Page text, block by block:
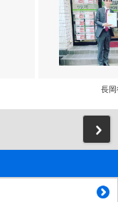
長岡